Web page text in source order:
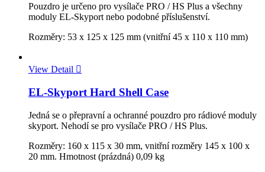
Pouzdro je určeno pro vysílače PRO / HS Plus a všechny
moduly EL-Skyport nebo podobné příslušenství.
Rozměry: 53 x 125 x 125 mm (vnitřní 45 x 110 x 110 mm)
View Detail 
EL-Skyport Hard Shell Case
Jedná se o přepravní a ochranné pouzdro pro rádiové moduly
skyport. Nehodí se pro vysílače PRO / HS Plus.
Rozměry: 160 x 115 x 30 mm, vnitřní rozměry 145 x 100 x
20 mm. Hmotnost (prázdná) 0,09 kg